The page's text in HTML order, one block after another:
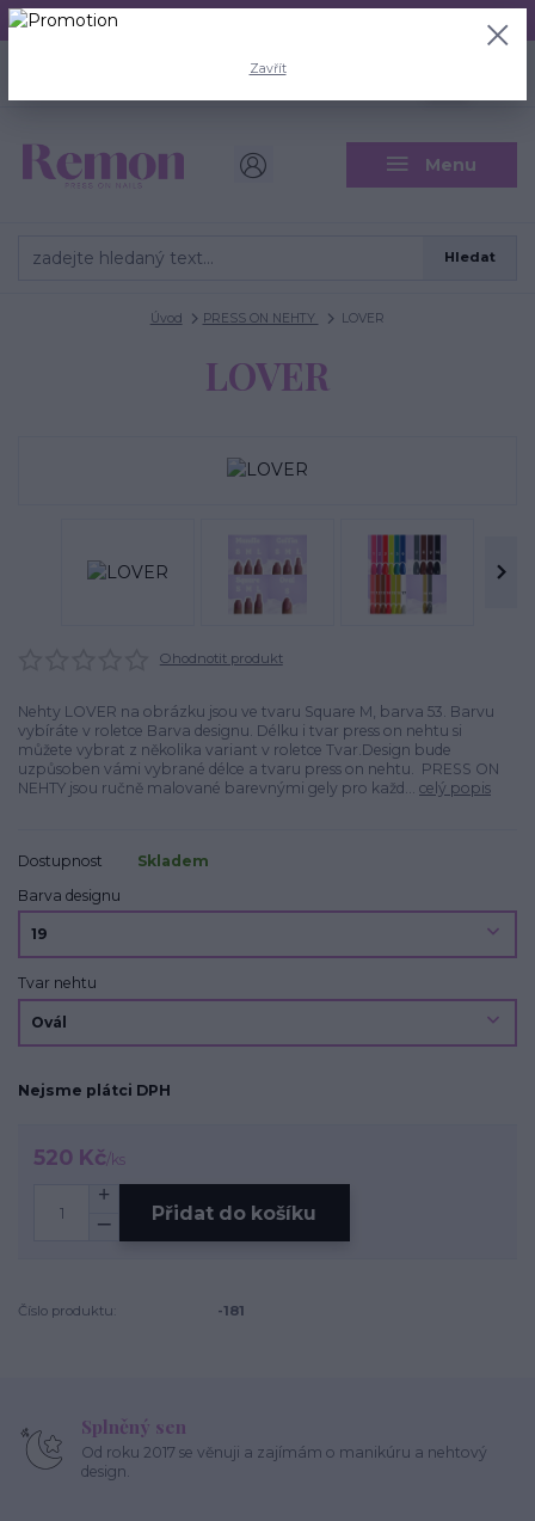
Aktuální doba odeslání je 3 - 5 pracovních dní.
Menu
CZK
Hledat
Úvod PRESS ON NEHTY LOVER
LOVER
Ohodnotit produkt
Nehty LOVER na obrázku jsou ve tvaru Square M, barva 53. Barvu
vybíráte v roletce Barva designu. Délku i tvar press on nehtu si
můžete vybrat z několika variant v roletce Tvar.Design bude
uzpůsoben vámi vybrané délce a tvaru press on nehtu. PRESS ON
NEHTY jsou ručně malované barevnými gely pro každ... celý popis
Dostupnost
Skladem
Barva designu
Tvar nehtu
Nejsme plátci DPH
520 Kč/ks
Přidat do košíku
Číslo produktu: -181
Splněný sen
Od roku 2017 se věnuji a zajímám o manikúru a nehtový
design.
Zavřít